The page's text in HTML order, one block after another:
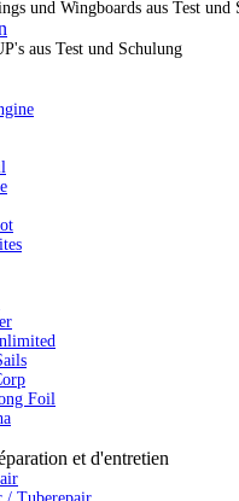
und Wingboards aus Test und
aus Test und Schulung
Foil
et d'entretien